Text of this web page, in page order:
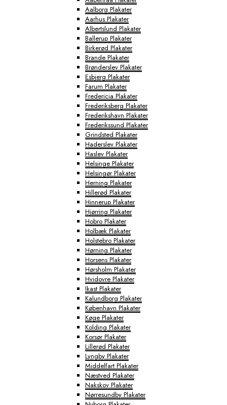
Aalborg Plakater
Aarhus Plakater
Albertslund Plakater
Ballerup Plakater
Birkerød Plakater
Brande Plakater
Brønderslev Plakater
Esbjerg Plakater
Farum Plakater
Fredericia Plakater
Frederiksberg Plakater
Frederikshavn Plakater
Frederikssund Plakater
Grindsted Plakater
Haderslev Plakater
Haslev Plakater
Helsinge Plakater
Helsingør Plakater
Herning Plakater
Hillerød Plakater
Hinnerup Plakater
Hjørring Plakater
Hobro Plakater
Holbæk Plakater
Holstebro Plakater
Hørning Plakater
Horsens Plakater
Hørsholm Plakater
Hvidovre Plakater
Ikast Plakater
Kalundborg Plakater
København Plakater
Køge Plakater
Kolding Plakater
Korsør Plakater
Lillerød Plakater
Lyngby Plakater
Middelfart Plakater
Næstved Plakater
Nakskov Plakater
Nørresundby Plakater